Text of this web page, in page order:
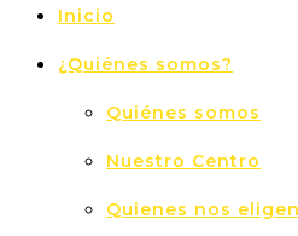
Inicio
¿Quiénes somos?
Quiénes somos
Nuestro Centro
Quienes nos eligen